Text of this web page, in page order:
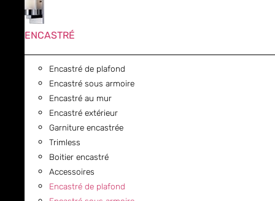
ENCASTRÉ
Encastré de plafond
Encastré sous armoire
Encastré au mur
Encastré extérieur
Garniture encastrée
Trimless
Boitier encastré
Accessoires
Encastré de plafond